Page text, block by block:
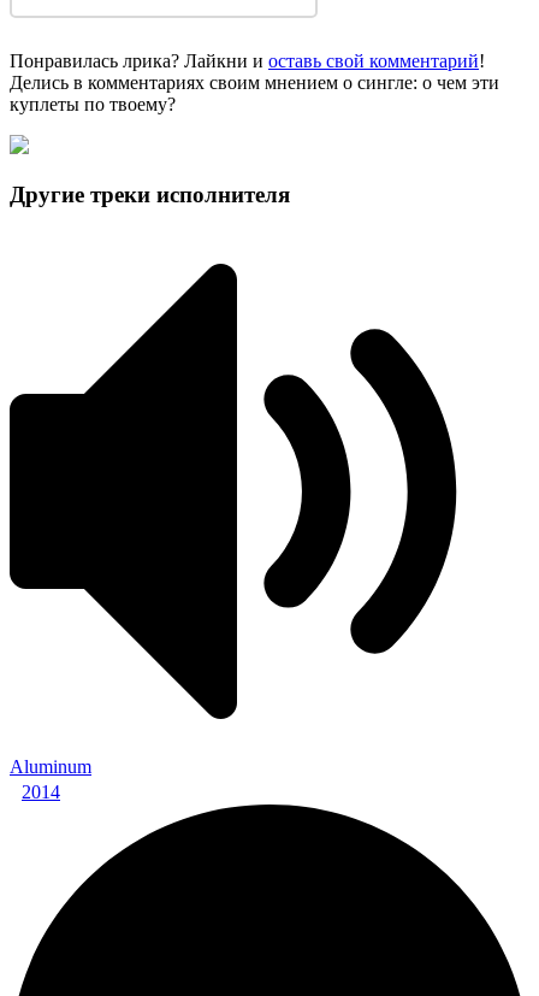
Понравилась лрика? Лайкни и оставь свой комментарий!
Делись в комментариях своим мнением о сингле: о чем эти
куплеты по твоему?
Другие треки исполнителя
Aluminum
2014